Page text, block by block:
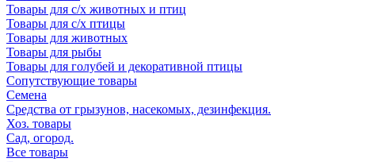
Товары для с/х животных и птиц
Товары для с/х птицы
Товары для животных
Товары для рыбы
Товары для голубей и декоративной птицы
Сопутствующие товары
Семена
Средства от грызунов, насекомых, дезинфекция.
Хоз. товары
Сад, огород.
Все товары